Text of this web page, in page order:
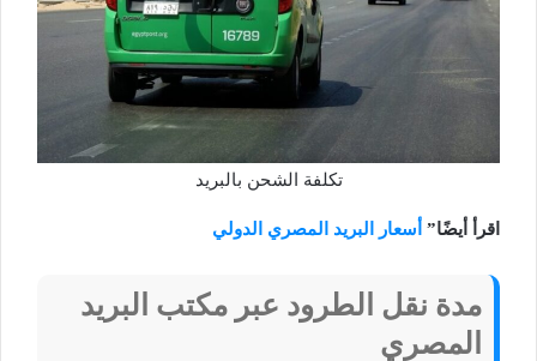
تكلفة الشحن بالبريد
اقرأ أيضًا” أسعار البريد المصري الدولي
مدة نقل الطرود عبر مكتب البريد
المصري